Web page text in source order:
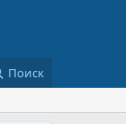
Поиск